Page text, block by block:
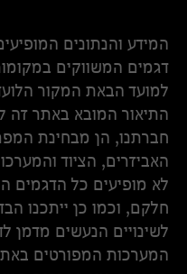
המידע והנתונים
דגמים המשווקים
למועד הבאת המקור
התיאור המובא באתר זה
חברתנו, הן מבחינת
האביזרים, הציוד
לא מופיעים כל הדגמים
חלקם, וכמו כן ייתכנו
לשינויים הנעשים מדמן
המערכות המפורטים